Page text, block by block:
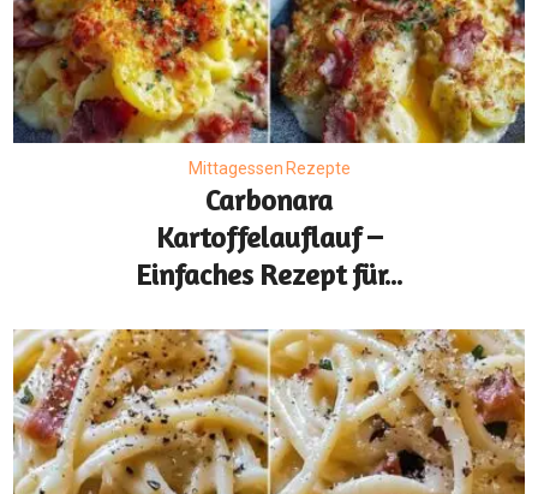
Mittagessen Rezepte
Carbonara
Kartoffelauflauf –
Einfaches Rezept für...